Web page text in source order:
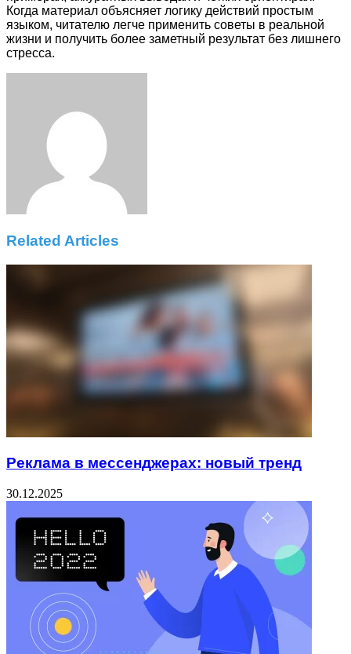
Когда материал объясняет логику действий простым
языком, читателю легче применить советы в реальной
жизни и получить более заметный результат без лишнего
стресса.
Related Articles
Реклама в мессенджерах: новый тренд
30.12.2025